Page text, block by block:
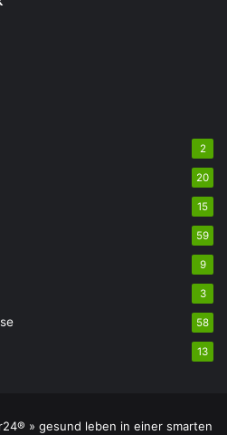
2
20
15
59
9
3
58
13
» gesund leben in einer smarten